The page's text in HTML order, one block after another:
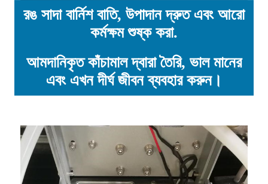
রঙ সাদা বার্নিশ বাতি, উপাদান দ্রুত এবং আরো
কর্মক্ষম শুষ্ক করা.
আমদানিকৃত কাঁচামাল দ্বারা তৈরি, ভাল মানের
এবং এখন দীর্ঘ জীবন ব্যবহার করুন।